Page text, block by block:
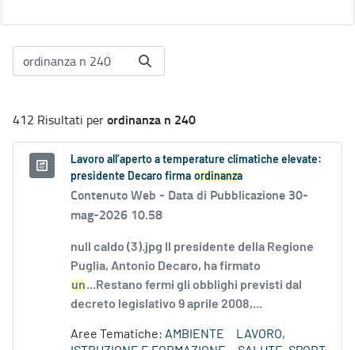
412 Risultati perordinanza n 240
Lavoro all’aperto a temperature climatiche elevate:
presidente Decaro firma ordinanza
Contenuto Web - Data di Pubblicazione 30-
mag-2026 10.58
null caldo (3).jpg Il presidente della Regione
Puglia, Antonio Decaro, ha firmato
un...Restano fermi gli obblighi previsti dal
decreto legislativo 9 aprile 2008,...
Aree Tematiche: AMBIENTE
LAVORO,